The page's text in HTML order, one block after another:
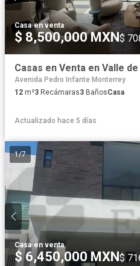
Casa·en venta
$ 8,500,000 MXN$
Casas en Venta en Valle
Avenida Pedro Infante Monterrey
12 m²3 Recámaras3 BañosCasa
Actualizado hace 5 días
1/7
Casa·en venta
$ 6,450,000 MXN$